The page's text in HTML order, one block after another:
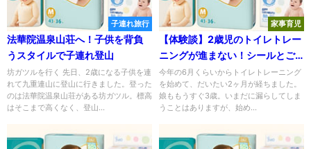
子連れ旅行
法華院温泉山荘へ！子供を背負
うスタイルで子連れ登山
坊ガツルを行く 先日、2歳になる子供を連
れて九重連山に登山に行きました。登った
のは法華院温泉山荘がある坊ガツル。標高
はそこまで高くなく、登山...
家事育児
【体験談】2歳児のトイレトレー
ニングが進まない！シールとご
褒美で乗り切った話
今年の6月くらいからトイレトレーニング
を始めて、だいたい2ヶ月が経ちました。
娘ももうすぐ3歳。いまだに漏らしてしま
うことはありますが、始め...